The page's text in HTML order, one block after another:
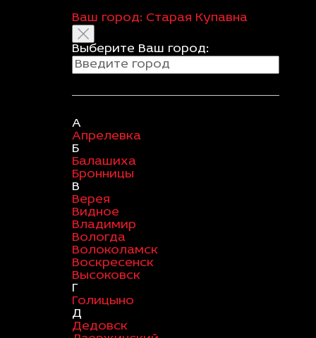
Ваш город: Старая Купавна
Выберите Ваш город:
А
Апрелевка
Б
Балашиха
Бронницы
В
Верея
Видное
Владимир
Вологда
Волоколамск
Воскресенск
Высоковск
Г
Голицыно
Д
Дедовск